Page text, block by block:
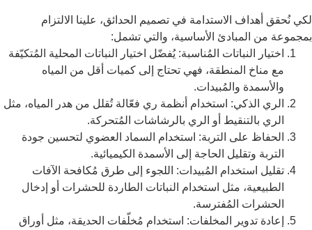
لكي نُحقق أهداف الاستدامة في تصميم الحدائق، علينا الالتزام
بمجموعة من المبادئ الأساسية، والتي تشمل:
اختيار النباتات المُناسبة: يُفضّل اختيار النباتات المحلية المُتكيّفة
مع مناخ المنطقة، فهي تحتاج إلى كميات أقل من المياه
والأسمدة والمُبيدات.
الري الذكي: استخدام أنظمة ري فعّالة تُقلل من هدر المياه، مثل
الري بالتنقيط أو الري بالرشاشات المُتحركة.
الحفاظ على التربة: استخدام السماد العضوي لتحسين جودة
التربة وتقليل الحاجة إلى الأسمدة الكيميائية.
تقليل استخدام المُبيدات: اللجوء إلى طرق مُكافحة الآفات
الطبيعية، مثل استخدام النباتات الطاردة للحشرات أو إدخال
الحشرات المُفترسة.
إعادة تدوير المخلفات: استخدام مُخلّفات الحديقة، مثل أوراق